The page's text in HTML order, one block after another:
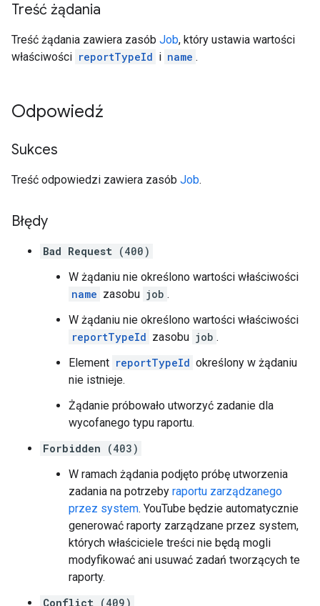
Treść żądania
Treść żądania zawiera zasób Job, który ustawia wartości
właściwości reportTypeId i name .
Odpowiedź
Sukces
Treść odpowiedzi zawiera zasób Job.
Błędy
Bad Request (400)
W żądaniu nie określono wartości właściwości
name zasobu job .
W żądaniu nie określono wartości właściwości
reportTypeId zasobu job .
Element reportTypeId określony w żądaniu
nie istnieje.
Żądanie próbowało utworzyć zadanie dla
wycofanego typu raportu.
Forbidden (403)
W ramach żądania podjęto próbę utworzenia
zadania na potrzeby raportu zarządzanego
przez system. YouTube będzie automatycznie
generować raporty zarządzane przez system,
których właściciele treści nie będą mogli
modyfikować ani usuwać zadań tworzących te
raporty.
Conflict (409)